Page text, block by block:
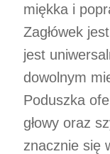
miękka i
Zagłówek
jest
dowolnym
Poduszka
głowy oraz
znacznie się